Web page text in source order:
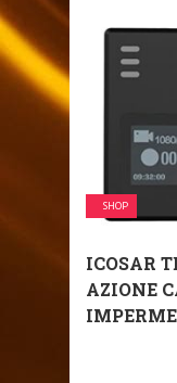
SHOP
ICOSAR
AZIONE